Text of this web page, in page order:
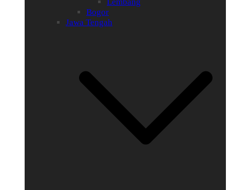
Bogor
Jawa Tengah